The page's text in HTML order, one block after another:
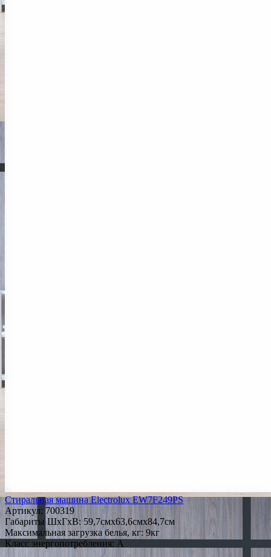
Стиральная машина Electrolux EW7F249PS
Артикул: 700319
Габариты ШxГxВ: 59,7смx63,6смx84,7см
Максимальная загрузка белья, кг: 9кг
Класс энергопотребления: A